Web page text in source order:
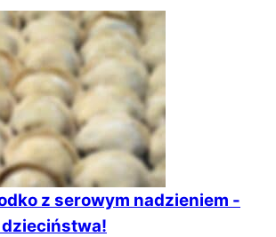
z serowym nadzieniem -